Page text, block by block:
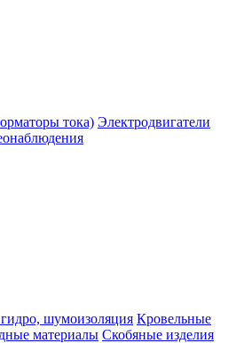
тока) Электродвигатели
шумоизоляция Кровельные
материалы Скобяные изделия